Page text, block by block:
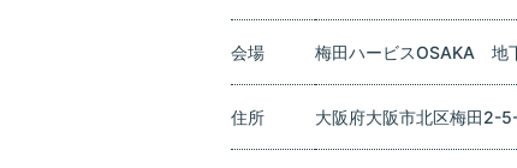
会場 梅田ハービスOSAKA 地
住所 大阪府大阪市北区梅田